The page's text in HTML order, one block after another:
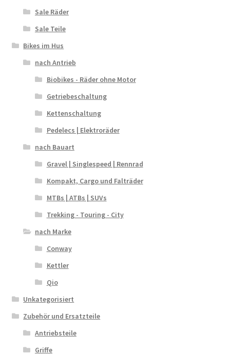
Sale Räder
Sale Teile
Bikes im Hus
nach Antrieb
Biobikes - Räder ohne Motor
Getriebeschaltung
Kettenschaltung
Pedelecs | Elektroräder
nach Bauart
Gravel | Singlespeed | Rennrad
Kompakt, Cargo und Falträder
MTBs | ATBs | SUVs
Trekking - Touring - City
nach Marke
Conway
Kettler
Qio
Unkategorisiert
Zubehör und Ersatzteile
Antriebsteile
Griffe